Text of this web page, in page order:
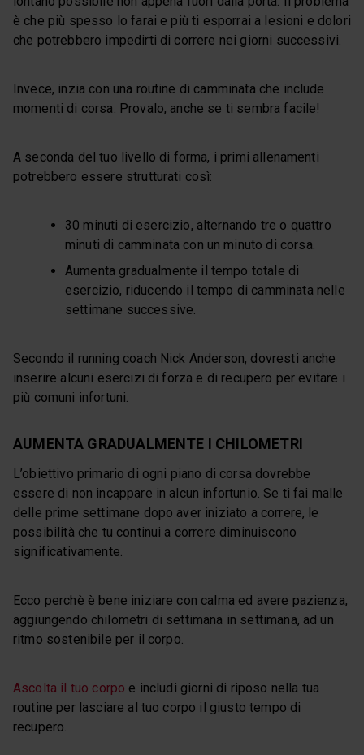
è che più spesso lo farai e più ti esporrai a lesioni e dolori
che potrebbero impedirti di correre nei giorni successivi.
Invece, inzia con una routine di camminata che include
momenti di corsa. Provalo, anche se ti sembra facile!
A seconda del tuo livello di forma, i primi allenamenti
potrebbero essere strutturati così:
30 minuti di esercizio, alternando tre o quattro
minuti di camminata con un minuto di corsa.
Aumenta gradualmente il tempo totale di
esercizio, riducendo il tempo di camminata nelle
settimane successive.
Secondo il running coach Nick Anderson, dovresti anche
inserire alcuni esercizi di forza e di recupero per evitare i
più comuni infortuni.
AUMENTA GRADUALMENTE I CHILOMETRI
L’obiettivo primario di ogni piano di corsa dovrebbe
essere di non incappare in alcun infortunio. Se ti fai malle
delle prime settimane dopo aver iniziato a correre, le
possibilità che tu continui a correre diminuiscono
significativamente.
Ecco perchè è bene iniziare con calma ed avere pazienza,
aggiungendo chilometri di settimana in settimana, ad un
ritmo sostenibile per il corpo.
Ascolta il tuo corpo e includi giorni di riposo nella tua
routine per lasciare al tuo corpo il giusto tempo di
recupero.